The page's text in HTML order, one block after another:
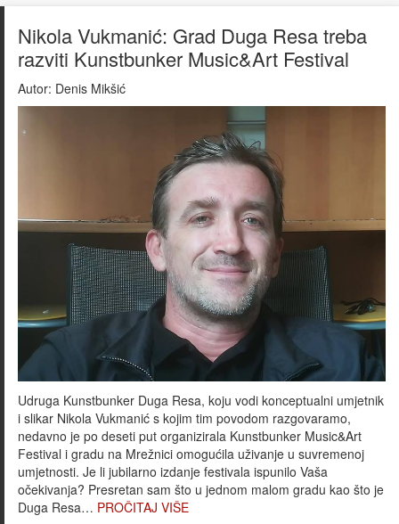
Nikola Vukmanić: Grad Duga Resa treba
razviti Kunstbunker Music&Art Festival
Autor: Denis Mikšić
Udruga Kunstbunker Duga Resa, koju vodi konceptualni umjetnik
i slikar Nikola Vukmanić s kojim tim povodom razgovaramo,
nedavno je po deseti put organizirala Kunstbunker Music&Art
Festival i gradu na Mrežnici omogućila uživanje u suvremenoj
umjetnosti. Je li jubilarno izdanje festivala ispunilo Vaša
očekivanja? Presretan sam što u jednom malom gradu kao što je
Duga Resa… PROČITAJ VIŠE